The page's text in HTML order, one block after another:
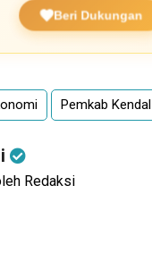
Beri Dukungan
Pemkab Kendal
Redaksi